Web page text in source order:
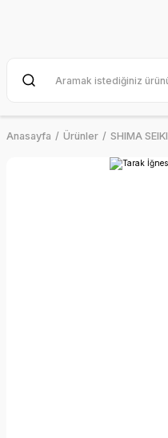
Anasayfa Ürünler SHIMA SEIKI